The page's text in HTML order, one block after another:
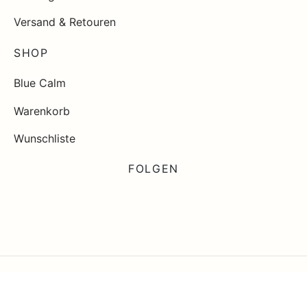
Versand & Retouren
SHOP
Blue Calm
Warenkorb
Wunschliste
FOLGEN